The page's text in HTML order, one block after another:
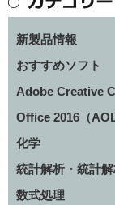
新製品情報
おすすめソフト
Adobe Creative
Office 2016（AOL
化学
統計解析・統計
数式処理